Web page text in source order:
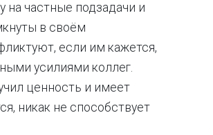
на частные подзадачи и
в своём
если им кажется,
усилиями коллег.
ценность и имеет
никак не способствует